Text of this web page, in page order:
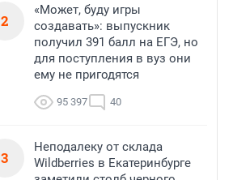
2
«Может, буду игры
создавать»: выпускник
получил 391 балл на ЕГЭ, но
для поступления в вуз они
ему не пригодятся
95 397 40
3
Неподалеку от склада
Wildberries в Екатеринбурге